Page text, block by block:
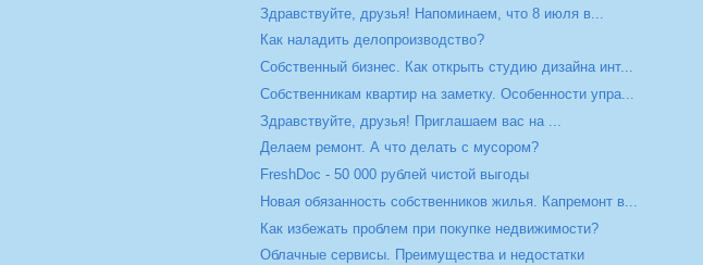
Здравствуйте, друзья! Напоминаем, что 8 июля в...
Как наладить делопроизводство?
Собственный бизнес. Как открыть студию дизайна инт...
Собственникам квартир на заметку. Особенности упра...
Здравствуйте, друзья! Приглашаем вас на ...
Делаем ремонт. А что делать с мусором?
FreshDoc - 50 000 рублей чистой выгоды
Новая обязанность собственников жилья. Капремонт в...
Как избежать проблем при покупке недвижимости?
Облачные сервисы. Преимущества и недостатки